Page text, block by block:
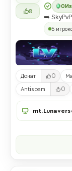
8
0
➡️
5
Донат 0
Antispam 0